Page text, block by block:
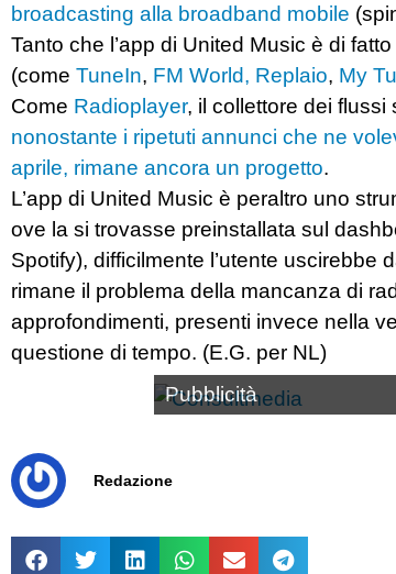
broadcasting alla broadband mobile
Tanto che l’app di United Music è di
(come TuneIn, FM World, Replaio, My
Come Radioplayer, il collettore dei
nonostante i ripetuti annunci che ne
aprile, rimane ancora un progetto.
L’app di United Music è peraltro uno
ove la si trovasse preinstallata sul
Spotify), difficilmente l’utente uscirebbe
rimane il problema della mancanza di
approfondimenti, presenti invece nella
questione di tempo. (E.G. per NL)
Pubblicità
Redazione